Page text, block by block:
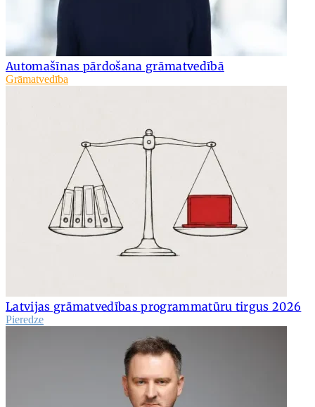
Automašīnas pārdošana grāmatvedībā
Grāmatvedība
Latvijas grāmatvedības programmatūru tirgus 2026
Pieredze